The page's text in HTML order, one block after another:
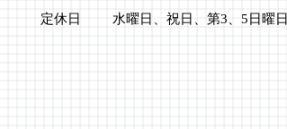
定休日
水曜日、祝日、第3、5日曜日